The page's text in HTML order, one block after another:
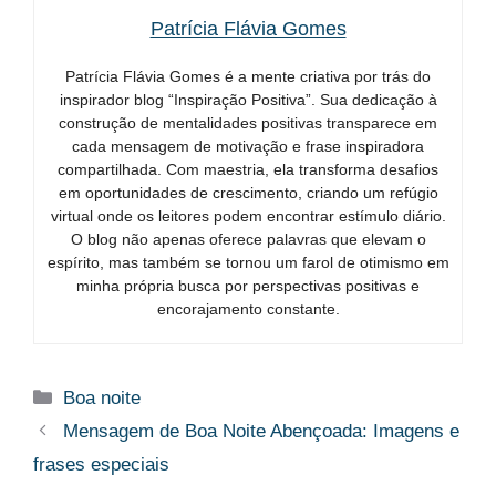
Patrícia Flávia Gomes
Patrícia Flávia Gomes é a mente criativa por trás do
inspirador blog “Inspiração Positiva”. Sua dedicação à
construção de mentalidades positivas transparece em
cada mensagem de motivação e frase inspiradora
compartilhada. Com maestria, ela transforma desafios
em oportunidades de crescimento, criando um refúgio
virtual onde os leitores podem encontrar estímulo diário.
O blog não apenas oferece palavras que elevam o
espírito, mas também se tornou um farol de otimismo em
minha própria busca por perspectivas positivas e
encorajamento constante.
Categorias
Boa noite
Mensagem de Boa Noite Abençoada​: Imagens e
frases especiais